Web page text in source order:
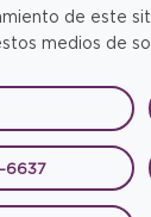
de este
medios de
6637